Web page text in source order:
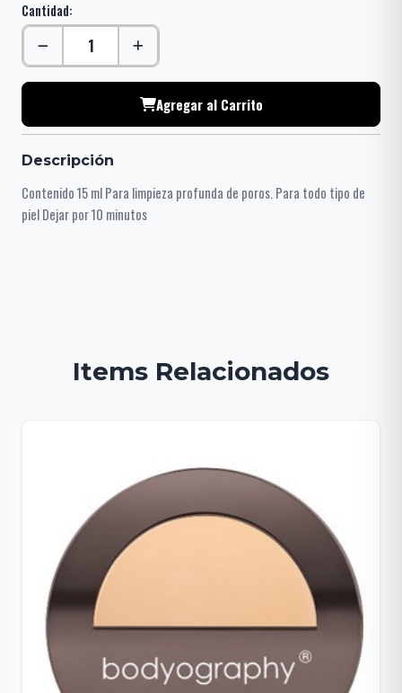
Cantidad:
Agregar al Carrito
Descripción
Contenido 15 ml Para limpieza profunda de poros. Para todo tipo de
piel Dejar por 10 minutos
Items Relacionados